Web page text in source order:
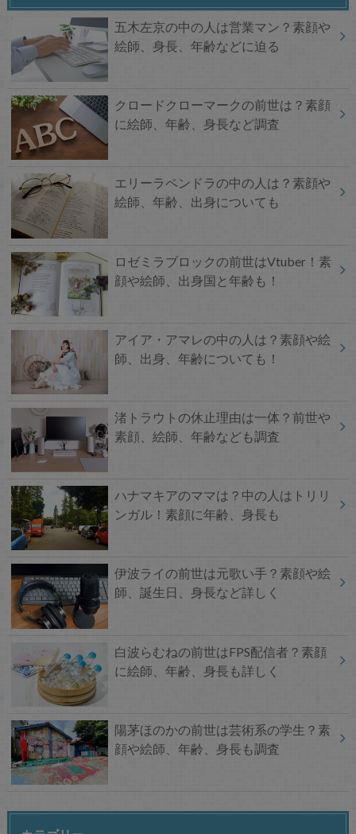
五木左京の中の人は営業マン？素顔や
絵師、身長、年齢などに迫る
クロードクローマークの前世は？素顔
に絵師、年齢、身長など調査
エリーラペンドラの中の人は？素顔や
絵師、年齢、出身についても
ロゼミラブロックの前世はVtuber！素
顔や絵師、出身国と年齢も！
アイア・アマレの中の人は？素顔や絵
師、出身、年齢についても！
渚トラウトの休止理由は一体？前世や
素顔、絵師、年齢なども調査
ハナマキアのママは？中の人はトリリ
ンガル！素顔に年齢、身長も
伊波ライの前世は元歌い手？素顔や絵
師、誕生日、身長など詳しく
白波らむねの前世はFPS配信者？素顔
に絵師、年齢、身長も詳しく
陽茅ほのかの前世は芸術系の学生？素
顔や絵師、年齢、身長も調査